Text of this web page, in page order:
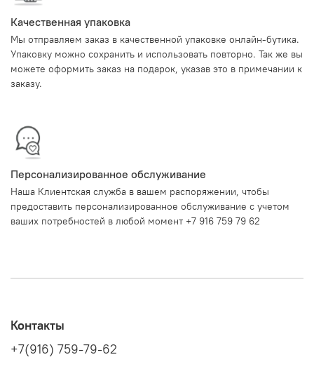
Качественная упаковка
Мы отправляем заказ в качественной упаковке онлайн-бутика.
Упаковку можно сохранить и использовать повторно. Так же вы
можете оформить заказ на подарок, указав это в примечании к
заказу.
Персонализированное обслуживание
Наша Клиентская служба в вашем распоряжении, чтобы
предоставить персонализированное обслуживание с учетом
ваших потребностей в любой момент +7 916 759 79 62
Контакты
+7(916) 759-79-62